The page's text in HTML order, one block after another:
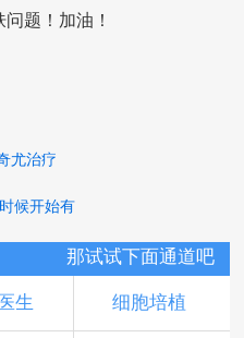
题！加油！
尤治疗
候开始有
那试试下面通道吧
生 细胞培植